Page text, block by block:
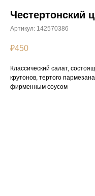
Честертонский
Артикул: 142570386
₽450
Классический салат,
крутонов, тертого
фирменным соусом